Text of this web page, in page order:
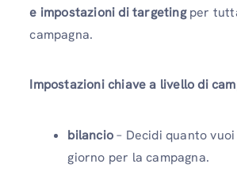
e impostazioni di targetingper
campagna.
Impostazioni chiave a livello di
bilancio– Decidi quanto
giorno per la campagna.